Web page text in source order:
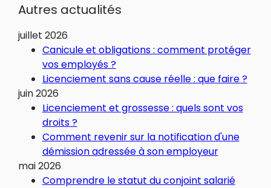
Autres actualités
juillet 2026
Canicule et obligations : comment protéger
vos employés ?
Licenciement sans cause réelle : que faire ?
juin 2026
Licenciement et grossesse : quels sont vos
droits ?
Comment revenir sur la notification d'une
démission adressée à son employeur
mai 2026
Comprendre le statut du conjoint salarié